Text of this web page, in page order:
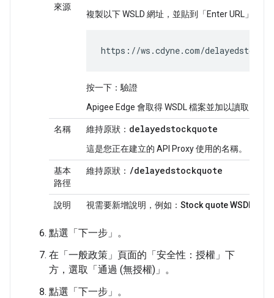
來源
複製以下 WSLD 網址，並貼到「Enter URL」(輸
https://ws.cdyne.com/
按一下： 驗證
Apigee Edge 會取得 WSDL 檔案並加以讀取，以
名稱 維持原狀： delayedstockquote
這是您正在建立的 API Proxy 使用的名稱。
基本
路徑
維持原狀： /delayedstockquote
說明 視需要新增說明，例如： Stock quote WSDL API
點選「下一步」。
在「一般政策」 頁面的「安全性：授權」 下
方，選取「通過 (無授權)」 。
點選「下一步」。